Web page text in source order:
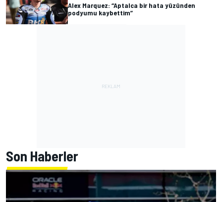
Alex Marquez: “Aptalca bir hata yüzünden
podyumu kaybettim”
Son Haberler